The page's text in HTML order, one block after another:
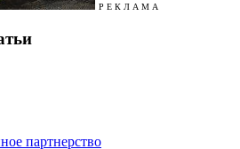
Р Е К Л А М А
партнерство